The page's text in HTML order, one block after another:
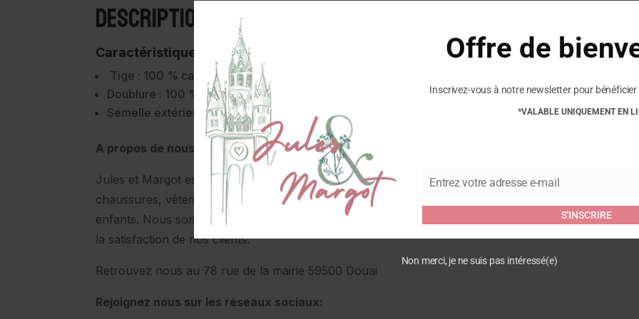
Description
Caractéristiques :
Tige : 100 % caoutchouc naturel,
Doublure : 100 % coton,
Semelle extérieure : 100 % caoutchouc
A propos de nous:
Jules et Margot est une boutique éthique et responsable de
chaussures, vêtements et accessoires, pour hommes, femmes et
enfants. Nous sommes engagés pour le commerce de proximité et
la satisfaction de nos clients.
Retrouvez nous au 78 rue de la mairie 59500 Douai
Rejoignez nous sur les réseaux sociaux:
Soyez le premier à laisser
Vous devez êtreconnecté
Offre de
Inscrivez-vous à notre newsletter pour
*VALABLE UNIQUEMENT EN
Email
Entrez votre adresse e-mail
S'INSCRIRE
Non merci, je ne suis pas intéressé(e)